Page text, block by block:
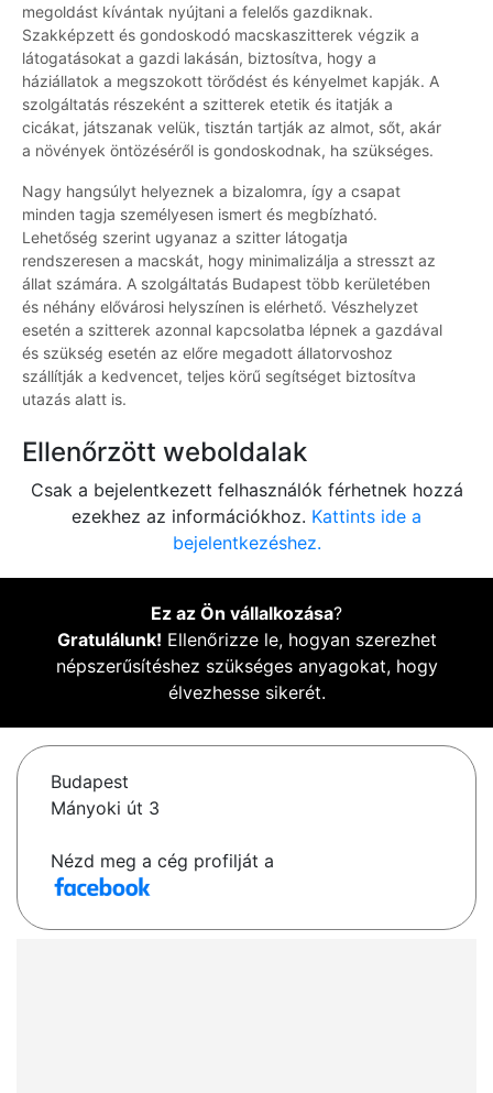
megoldást kívántak nyújtani a felelős gazdiknak.
Szakképzett és gondoskodó macskaszitterek végzik a
látogatásokat a gazdi lakásán, biztosítva, hogy a
háziállatok a megszokott törődést és kényelmet kapják. A
szolgáltatás részeként a szitterek etetik és itatják a
cicákat, játszanak velük, tisztán tartják az almot, sőt, akár
a növények öntözéséről is gondoskodnak, ha szükséges.
Nagy hangsúlyt helyeznek a bizalomra, így a csapat
minden tagja személyesen ismert és megbízható.
Lehetőség szerint ugyanaz a szitter látogatja
rendszeresen a macskát, hogy minimalizálja a stresszt az
állat számára. A szolgáltatás Budapest több kerületében
és néhány elővárosi helyszínen is elérhető. Vészhelyzet
esetén a szitterek azonnal kapcsolatba lépnek a gazdával
és szükség esetén az előre megadott állatorvoshoz
szállítják a kedvencet, teljes körű segítséget biztosítva
utazás alatt is.
Ellenőrzött weboldalak
Csak a bejelentkezett felhasználók férhetnek hozzá
ezekhez az információkhoz. Kattints ide a
bejelentkezéshez.
Ez az Ön vállalkozása?
Gratulálunk! Ellenőrizze le, hogyan szerezhet
népszerűsítéshez szükséges anyagokat, hogy
élvezhesse sikerét.
Budapest
Mányoki út 3
Nézd meg a cég profilját a